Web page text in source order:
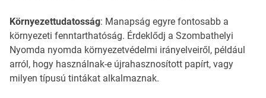
Környezettudatosság: Manapság egyre fontosabb a
környezeti fenntarthatóság. Érdeklődj a Szombathelyi
Nyomda nyomda környezetvédelmi irányelveiről, például
arról, hogy használnak-e újrahasznosított papírt, vagy
milyen típusú tintákat alkalmaznak.